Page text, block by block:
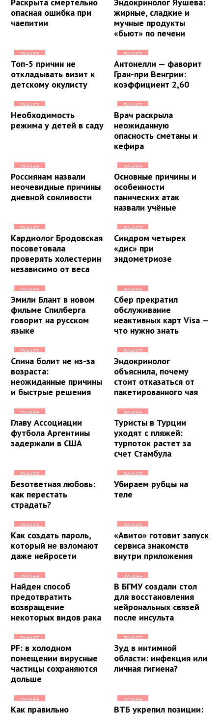
опасная ошибка при
чаепитии
жирные, сладкие и
мучные продукты
«бьют» по печени
ЛУЧШЕЕ
Топ-5 причин не
откладывать визит к
детскому окулисту
ЛУЧШЕЕ
Антонелли — фаворит
Гран-при Венгрии:
коэффициент 2,60
ЛУЧШЕЕ
Необходимость
режима у детей в саду
ЛУЧШЕЕ
Врач раскрыла
неожиданную
опасность сметаны и
кефира
ЛУЧШЕЕ
Россиянам назвали
неочевидные причины
дневной сонливости
ЛУЧШЕЕ
Основные причины и
особенности
панических атак
назвали учёные
ЛУЧШЕЕ
Кардиолог Бродовская
посоветовала
проверять холестерин
независимо от веса
ЛУЧШЕЕ
Синдром четырех
«дис» при
эндометриозе
ЛУЧШЕЕ
Эмили Блант в новом
фильме Спилберга
говорит на русском
языке
ЛУЧШЕЕ
Сбер прекратил
обслуживание
неактивных карт Visa —
что нужно знать
ЛУЧШЕЕ
Спина болит не из-за
возраста:
неожиданные причины
и быстрые решения
ЛУЧШЕЕ
Эндокринолог
объяснила, почему
стоит отказаться от
пакетированного чая
ЛУЧШЕЕ
Главу Ассоциации
футбола Аргентины
задержали в США
ЛУЧШЕЕ
Туристы в Турции
уходят с пляжей:
турпоток растет за
счет Стамбула
ЛУЧШЕЕ
Безответная любовь:
как перестать
страдать?
ЛУЧШЕЕ
Убираем рубцы на
теле
ЛУЧШЕЕ
Как создать пароль,
который не взломают
даже нейросети
ЛУЧШЕЕ
«Авито» готовит запуск
сервиса знакомств
внутри приложения
ЛУЧШЕЕ
Найден способ
предотвратить
возвращение
некоторых видов рака
ЛУЧШЕЕ
В БГМУ создали стол
для восстановления
нейрональных связей
после инсульта
ЛУЧШЕЕ
PF: в холодном
помещении вирусные
частицы сохраняются
дольше
ЛУЧШЕЕ
Зуд в интимной
области: инфекция или
личная гигиена?
ЛУЧШЕЕ
Как правильно
ЛУЧШЕЕ
ВТБ укрепил позиции: